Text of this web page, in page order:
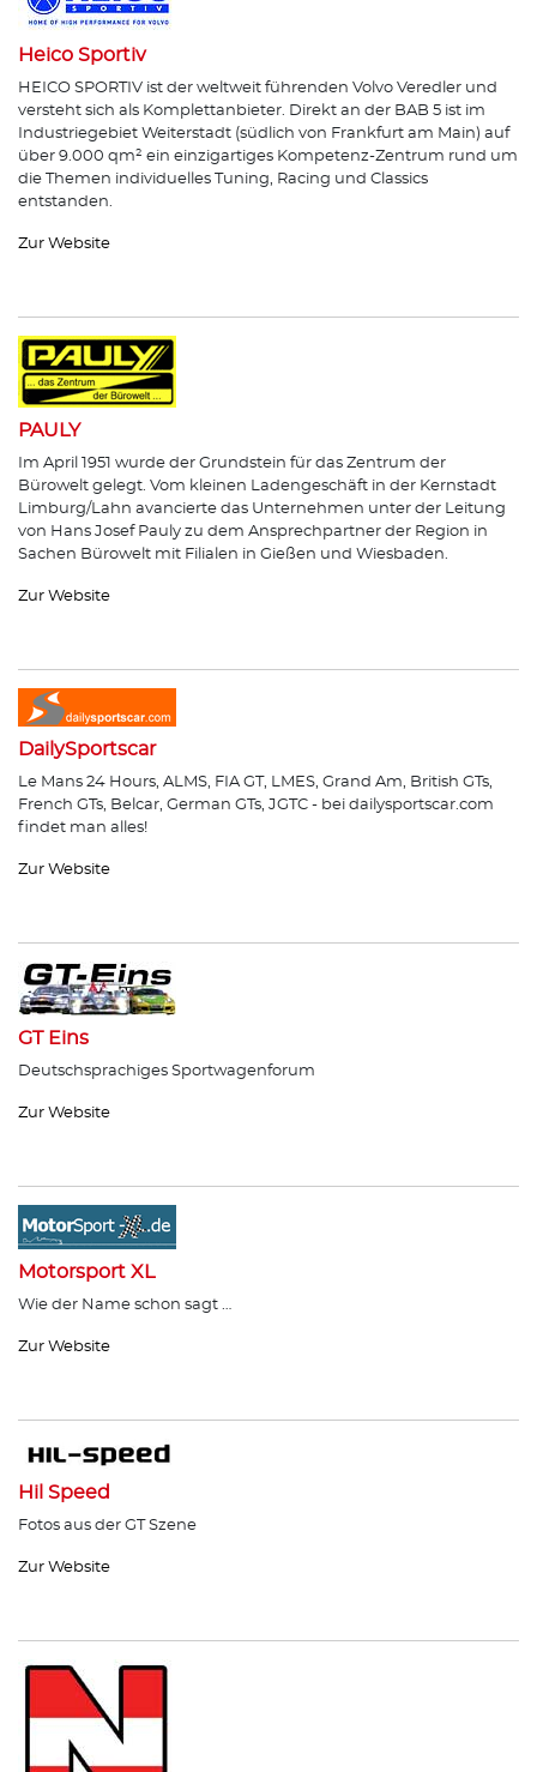
Heico Sportiv
HEICO SPORTIV ist der weltweit führenden Volvo Veredler und
versteht sich als Komplettanbieter. Direkt an der BAB 5 ist im
Industriegebiet Weiterstadt (südlich von Frankfurt am Main) auf
über 9.000 qm² ein einzigartiges Kompetenz-Zentrum rund um
die Themen individuelles Tuning, Racing und Classics
entstanden.
Zur Website
PAULY
Im April 1951 wurde der Grundstein für das Zentrum der
Bürowelt gelegt. Vom kleinen Ladengeschäft in der Kernstadt
Limburg/Lahn avancierte das Unternehmen unter der Leitung
von Hans Josef Pauly zu dem Ansprechpartner der Region in
Sachen Bürowelt mit Filialen in Gießen und Wiesbaden.
Zur Website
DailySportscar
Le Mans 24 Hours, ALMS, FIA GT, LMES, Grand Am, British GTs,
French GTs, Belcar, German GTs, JGTC - bei dailysportscar.com
findet man alles!
Zur Website
GT Eins
Deutschsprachiges Sportwagenforum
Zur Website
Motorsport XL
Wie der Name schon sagt …
Zur Website
Hil Speed
Fotos aus der GT Szene
Zur Website